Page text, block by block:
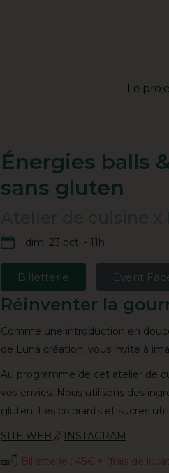
Le
Énergies balls
sans gluten
dim. 23 oct. - 11h
Billetterie Event
Réinventer la
Comme une introduction en
de Luna création, vous invite à
Au programme de cet atelier de
vos envies. Nous utilisons des
gluten. Les colorants et sucres
SITE WEB // INSTAGRAM
🎫👇 Billetterie : 45€ + (frais de